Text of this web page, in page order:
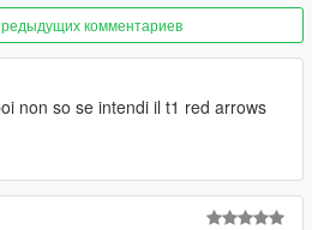
комментариев
non so se intendi il t1 red arrows